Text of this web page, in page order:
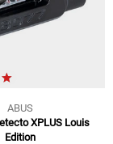
ABUS
XPLUS Louis
Edition